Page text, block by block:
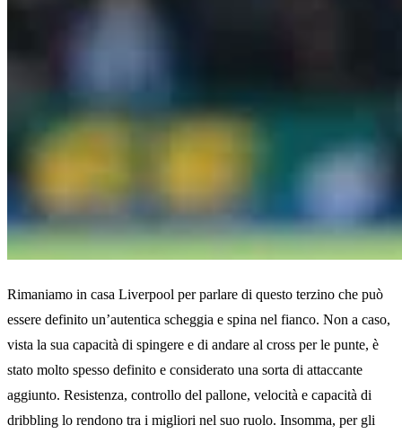
Rimaniamo in casa Liverpool per parlare di questo terzino che può
essere definito un’autentica scheggia e spina nel fianco. Non a caso,
vista la sua capacità di spingere e di andare al cross per le punte, è
stato molto spesso definito e considerato una sorta di attaccante
aggiunto. Resistenza, controllo del pallone, velocità e capacità di
dribbling lo rendono tra i migliori nel suo ruolo. Insomma, per gli